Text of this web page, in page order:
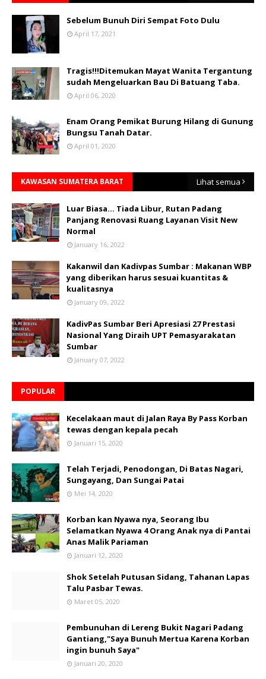
Sebelum Bunuh Diri Sempat Foto Dulu
April 17, 2021
Tragis!!!Ditemukan Mayat Wanita Tergantung
sudah Mengeluarkan Bau Di Batuang Taba.
April 06, 2020
Enam Orang Pemikat Burung Hilang di Gunung
Bungsu Tanah Datar.
April 01, 2020
KAWASAN SUMATERA BARAT Lihat semua
Luar Biasa... Tiada Libur, Rutan Padang
Panjang Renovasi Ruang Layanan Visit New
Normal
January 16, 2022
Kakanwil dan Kadivpas Sumbar : Makanan WBP
yang diberikan harus sesuai kuantitas &
kualitasnya
January 09, 2022
KadivPas Sumbar Beri Apresiasi 27 Prestasi
Nasional Yang Diraih UPT Pemasyarakatan
Sumbar
January 07, 2022
POPULAR
Kecelakaan maut di Jalan Raya By Pass Korban
tewas dengan kepala pecah
Januari 15, 2020
Telah Terjadi, Penodongan, Di Batas Nagari,
Sungayang, Dan Sungai Patai
Mei 14, 2020
Korban kan Nyawa nya, Seorang Ibu
Selamatkan Nyawa 4 Orang Anak nya di Pantai
Anas Malik Pariaman
Januari 12, 2020
Shok Setelah Putusan Sidang, Tahanan Lapas
Talu Pasbar Tewas.
Maret 05, 2020
Pembunuhan di Lereng Bukit Nagari Padang
Gantiang,"Saya Bunuh Mertua Karena Korban
ingin bunuh Saya"
Januari 20, 2020